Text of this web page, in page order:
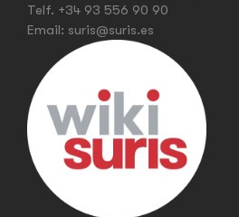
Telf. +34 93 556 90 90
Email: suris@suris.es